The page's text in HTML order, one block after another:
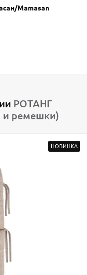
Mamasan
РОТАНГ
ремешки)
НОВИНКА